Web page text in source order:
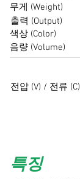
​무게 (Weight)
​출력 (Output)
​색상 (Color)
​음량 (Volume)
전압 (V) / 전류 (C)
​특징